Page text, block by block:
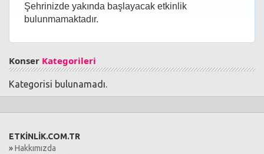
Şehrinizde yakında başlayacak etkinlik
bulunmamaktadır.
Konser Kategorileri
Kategorisi bulunamadı.
ETKİNLİK.COM.TR
»Hakkımızda